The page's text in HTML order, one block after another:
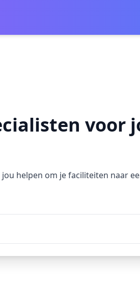
voor
helpen om je faciliteiten naar